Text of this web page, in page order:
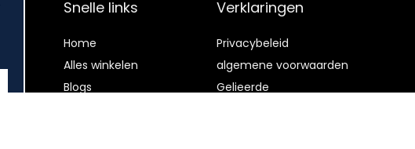
Snelle links
Home
Alles winkelen
Blogs
Verklaringen
Privacybeleid
algemene voorwaarden
Gelieerde